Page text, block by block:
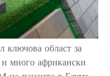
ключова област за
много африкански